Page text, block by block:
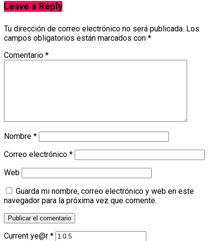
Leave a Reply
Tu dirección de correo electrónico no será publicada. Los
campos obligatorios están marcados con *
Comentario *
Nombre *
Correo electrónico *
Web
Guarda mi nombre, correo electrónico y web en este
navegador para la próxima vez que comente.
Current ye@r *